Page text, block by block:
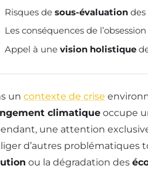
Risques de sous-évaluation
Les conséquences de
Appel à une vision holistique
un contexte de crise
climatique occupe
une attention
d’autres problématiques
ou la dégradation des